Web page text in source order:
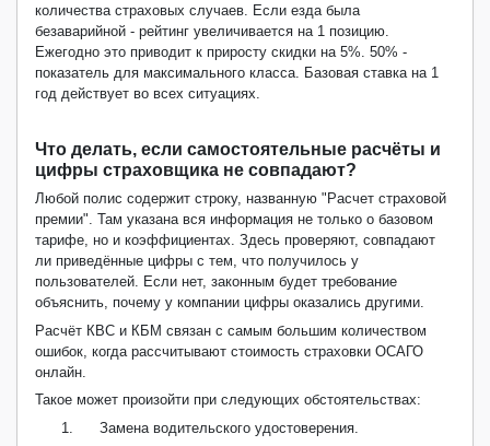
количества страховых случаев. Если езда была
безаварийной - рейтинг увеличивается на 1 позицию.
Ежегодно это приводит к приросту скидки на 5%. 50% -
показатель для максимального класса. Базовая ставка на 1
год действует во всех ситуациях.
Что делать, если самостоятельные расчёты и
цифры страховщика не совпадают?
Любой полис содержит строку, названную "Расчет страховой
премии". Там указана вся информация не только о базовом
тарифе, но и коэффициентах. Здесь проверяют, совпадают
ли приведённые цифры с тем, что получилось у
пользователей. Если нет, законным будет требование
объяснить, почему у компании цифры оказались другими.
Расчёт КВС и КБМ связан с самым большим количеством
ошибок, когда рассчитывают стоимость страховки ОСАГО
онлайн.
Такое может произойти при следующих обстоятельствах:
1.
Замена водительского удостоверения.